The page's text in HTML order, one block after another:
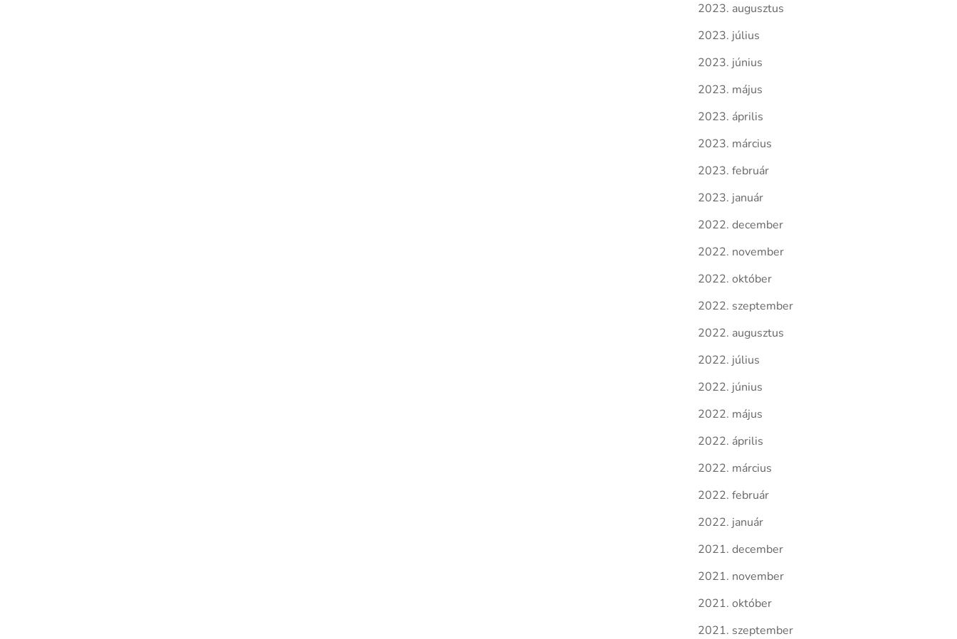
2023. augusztus
2023. július
2023. június
2023. május
2023. április
2023. március
2023. február
2023. január
2022. december
2022. november
2022. október
2022. szeptember
2022. augusztus
2022. július
2022. június
2022. május
2022. április
2022. március
2022. február
2022. január
2021. december
2021. november
2021. október
2021. szeptember